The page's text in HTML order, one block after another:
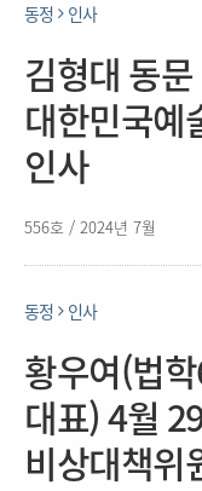
동정 인사
김형대 동
대한민국예
인사
556호 / 2024년 7월
동정 인사
황우여(법
대표) 4월
비상대책위